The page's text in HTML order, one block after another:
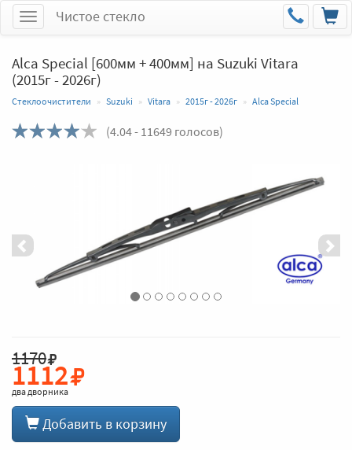
МенюЧистое стекло
Alca Special [600мм + 400мм] на Suzuki Vitara
(2015г - 2026г)
Стеклоочистители Suzuki Vitara 2015г - 2026г Alca Special
(4.04- 11649 голосов)
1170
1112
два дворника
Добавить в корзину